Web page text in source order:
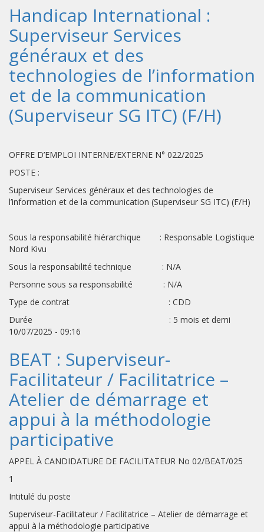
Handicap International :
Superviseur Services
généraux et des
technologies de l’information
et de la communication
(Superviseur SG ITC) (F/H)
OFFRE D’EMPLOI INTERNE/EXTERNE N° 022/2025
POSTE :
Superviseur Services généraux et des technologies de
l’information et de la communication (Superviseur SG ITC) (F/H)
Sous la responsabilité hiérarchique : Responsable Logistique
Nord Kivu
Sous la responsabilité technique : N/A
Personne sous sa responsabilité : N/A
Type de contrat : CDD
Durée : 5 mois et demi
10/07/2025 - 09:16
BEAT : Superviseur-
Facilitateur / Facilitatrice –
Atelier de démarrage et
appui à la méthodologie
participative
APPEL À CANDIDATURE DE FACILITATEUR No 02/BEAT/025
1
Intitulé du poste
Superviseur-Facilitateur / Facilitatrice – Atelier de démarrage et
appui à la méthodologie participative